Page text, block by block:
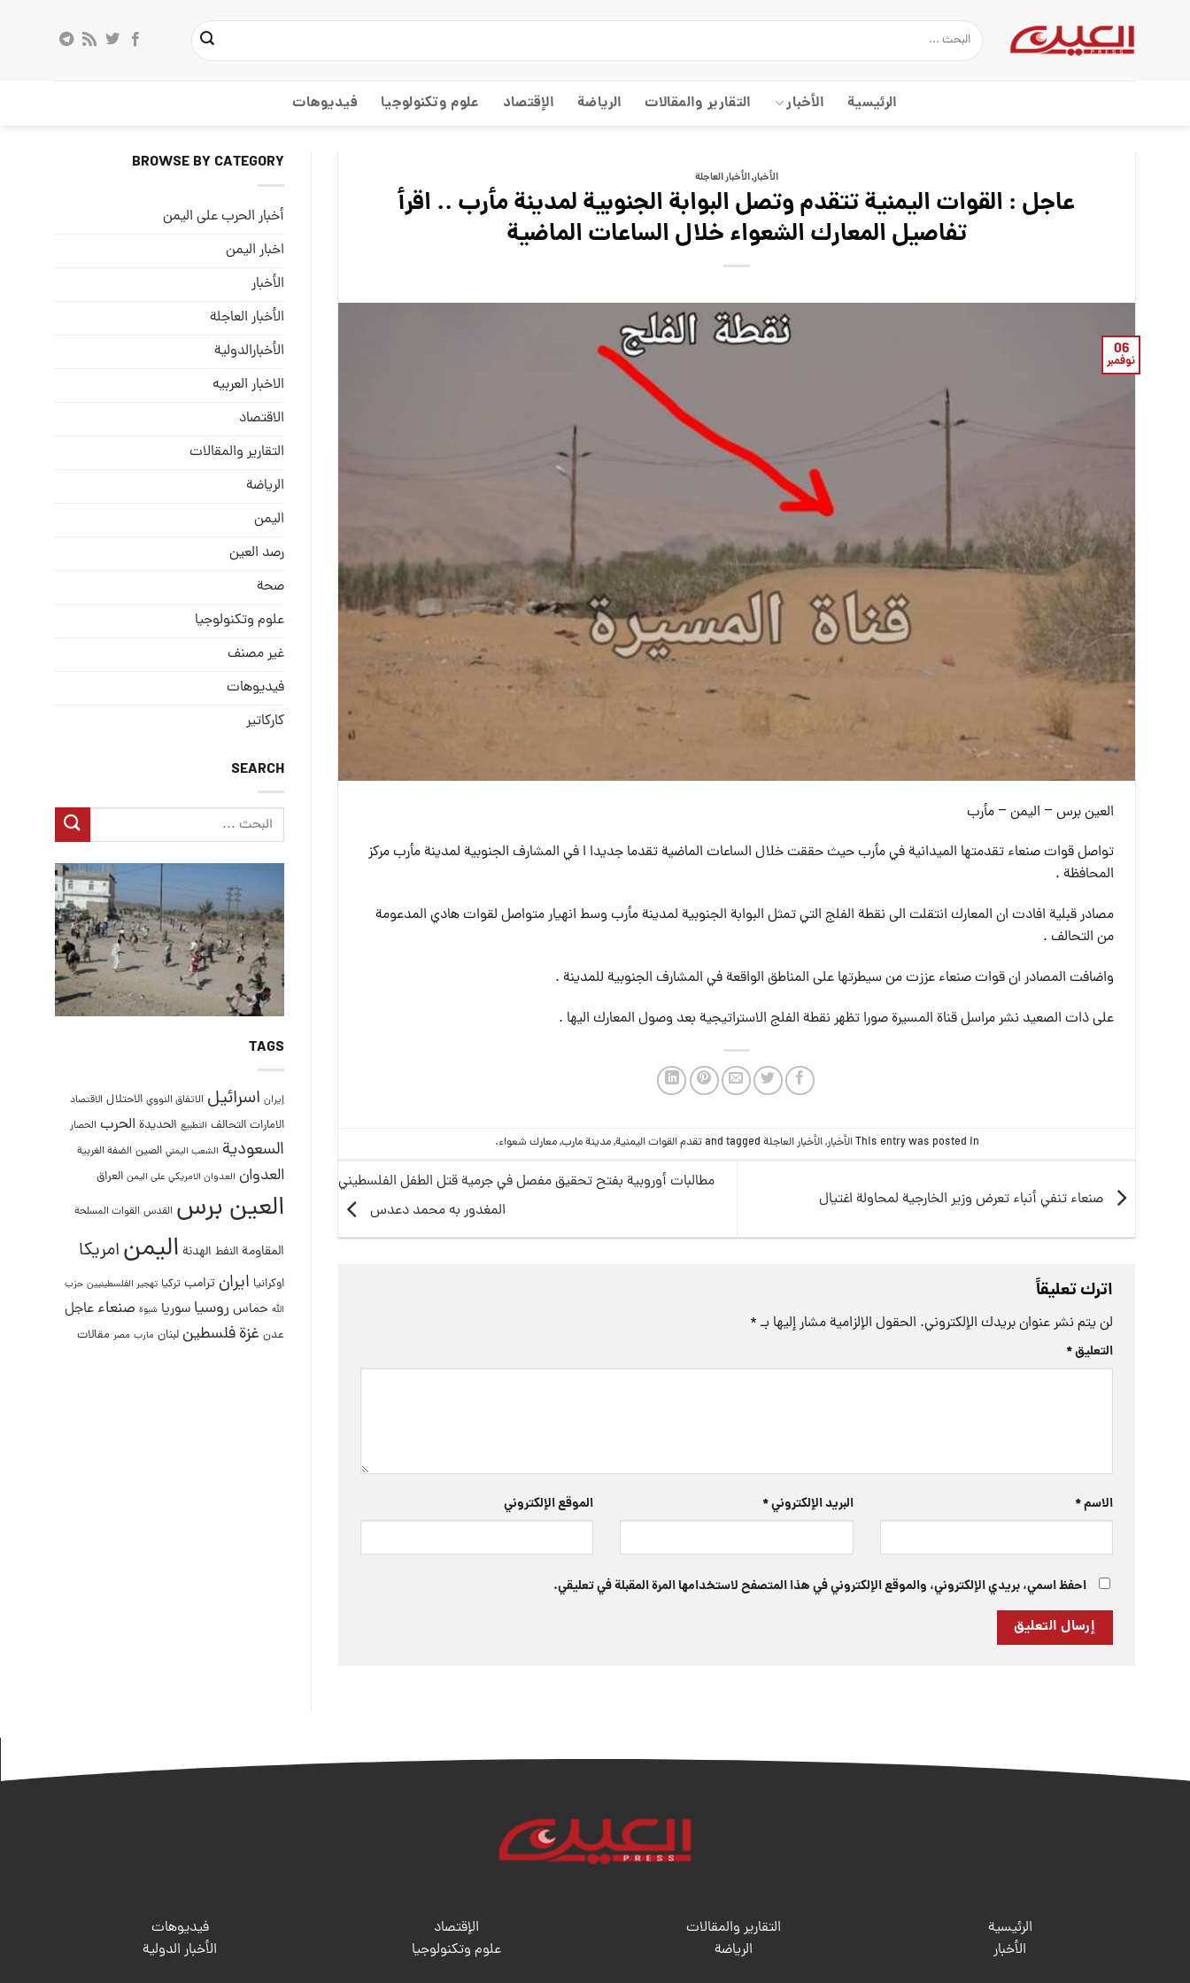
الرئيسية الأخبار التقارير والمقالات الریاضة الإقتصاد علوم وتكنولوجيا فيديوهات
الأخبار,الأخبار العاجلة
عاجل : القوات اليمنية تتقدم وتصل البوابة الجنوبية لمدينة مأرب .. اقرأ
تفاصيل المعارك الشعواء خلال الساعات الماضية
06
نوفمبر
العين برس – اليمن – مأرب
تواصل قوات صنعاء تقدمتها الميدانية في مأرب حيث حققت خلال الساعات الماضية تقدما جديدا ا في المشارف الجنوبية لمدينة مأرب مركز
المحافظة .
مصادر قبلية افادت ان المعارك انتقلت الى نقطة الفلج التي تمثل البوابة الجنوبية لمدينة مأرب وسط انهيار متواصل لقوات هادي المدعومة
من التحالف .
واضافت المصادر ان قوات صنعاء عززت من سيطرتها على المناطق الواقعة في المشارف الجنوبية للمدينة .
على ذات الصعيد نشر مراسل قناة المسيرة صورا تظهر نقطة الفلج الاستراتيجية بعد وصول المعارك اليها .
This entry was posted inالأخبار,الأخبار العاجلة تقدم القوات اليمنية,مدينة مارب,معارك شعواء.
صنعاء تنفي أنباء تعرض وزير الخارجية لمحاولة اغتيال
مطالبات أوروبية بفتح تحقيق مفصل في جرمية قتل الطفل الفلسطيني
المغدور به محمد دعدس
اترك تعليقاً
لن يتم نشر عنوان بريدك الإلكتروني. الحقول الإلزامية مشار إليها بـ *
التعليق*
الاسم* البريد الإلكتروني* الموقع الإلكتروني
احفظ اسمي، بريدي الإلكتروني، والموقع الإلكتروني في هذا المتصفح لاستخدامها المرة المقبلة في تعليقي.
BROWSE BY CATEGORY
أخبار الحرب على اليمن
اخبار اليمن
الأخبار
الأخبار العاجلة
الأخبارالدولية
الاخبار العربيه
الاقتصاد
التقارير والمقالات
الریاضة
الیمن
رصد العین
صحة
علوم وتكنولوجيا
غير مصنف
فيديوهات
كاركاتير
SEARCH
TAGS
إيران اسرائيل الاتفاق النووي الاحتلال الاقتصاد
الامارات التحالف التطبيع الحديدة الحرب الحصار
السعودية الشعب اليمني الصين الضفة الغربية
العدوان العدوان الامريكي على اليمن العراق
العين برس القدس القوات المسلحة
المقاومةالنفط الهدنة اليمنامريكا
اوكرانيا ايران ترامب تركيا تهجير الفلسطينيين حزب
الله حماس روسيا سوريا شبوة صنعاء عاجل
عدن غزةفلسطين لبنان مارب مصر مقالات
الرئيسية
الأخبار
التقارير والمقالات
الریاضة
الإقتصاد
علوم وتكنولوجيا
فيديوهات
الأخبار الدولية